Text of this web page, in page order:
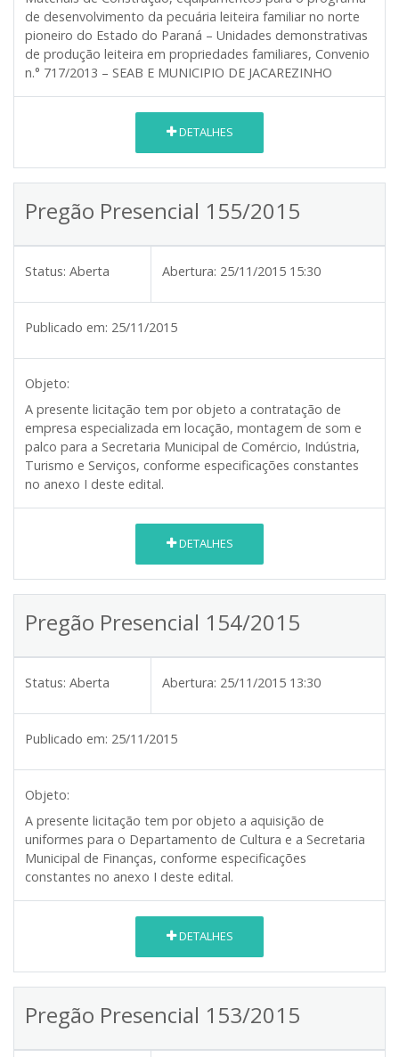
de desenvolvimento da pecuária leiteira familiar no norte
pioneiro do Estado do Paraná – Unidades demonstrativas
de produção leiteira em propriedades familiares, Convenio
n.° 717/2013 – SEAB E MUNICIPIO DE JACAREZINHO
DETALHES
Pregão Presencial 155/2015
Status: Aberta Abertura: 25/11/2015 15:30
Publicado em: 25/11/2015
Objeto:
A presente licitação tem por objeto a contratação de
empresa especializada em locação, montagem de som e
palco para a Secretaria Municipal de Comércio, Indústria,
Turismo e Serviços, conforme especificações constantes
no anexo I deste edital.
DETALHES
Pregão Presencial 154/2015
Status: Aberta Abertura: 25/11/2015 13:30
Publicado em: 25/11/2015
Objeto:
A presente licitação tem por objeto a aquisição de
uniformes para o Departamento de Cultura e a Secretaria
Municipal de Finanças, conforme especificações
constantes no anexo I deste edital.
DETALHES
Pregão Presencial 153/2015